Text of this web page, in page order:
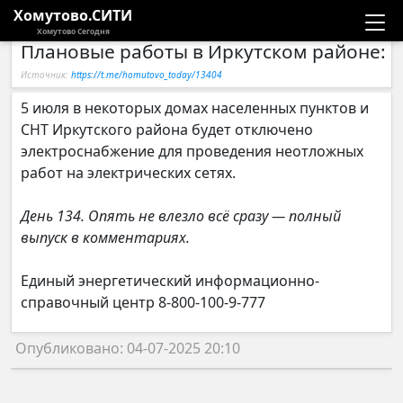
Хомутово.СИТИ
Хомутово Сегодня
Новости
Галерея
Плановые работы в Иркутском районе:
Источник: https://t.me/homutovo_today/13404
5 июля в некоторых домах населенных пунктов и
СНТ Иркутского района будет отключено
электроснабжение для проведения неотложных
работ на электрических сетях.
День 134. Опять не влезло всё сразу — полный
выпуск в комментариях.
Единый энергетический информационно-
справочный центр 8-800-100-9-777
Опубликовано: 04-07-2025 20:10